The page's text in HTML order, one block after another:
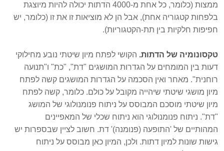
ממצות (כלומר, כל אחת מ-4000 הדתות יכולה להיות מיוצגת
בלפחות קטגוריה אחת), אבל הן לא מוציאות זו את זו (כלומר, יש
חפיפות חלקיות בין תת-הקטגוריות).
טקסונומיה של הדתות. הקושי לפתח מיון שיטתי נובע מחילוקי
דעות בין המומחים על הגדרות המושגים "דת", "כת" ו"תנועה
רוחנית". מאחר ואין הסכמה על הגדרות המושגים קשה לפתח
מיון מושגי שיטתי שיהייה מקובל על כולם. כלומר, קשה לפתח
מיון שיטתי מוסכם המבוסס על ניתוח פנומנולוגי של המושג
"דת". ניתוח פנומנולוגי הוא ניתוח שכלי של המאפיינים
המהותיים של 'התופעה (פנומנה)' דת. חשוב לציין שבספרות יש
גישות שונות למיון דתות. ולכן, המיון כאן מבוסס על ניתוח